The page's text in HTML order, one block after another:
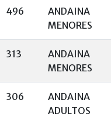
496
ANDAINA
MENORES
313
ANDAINA
MENORES
306
ANDAINA
ADULTOS